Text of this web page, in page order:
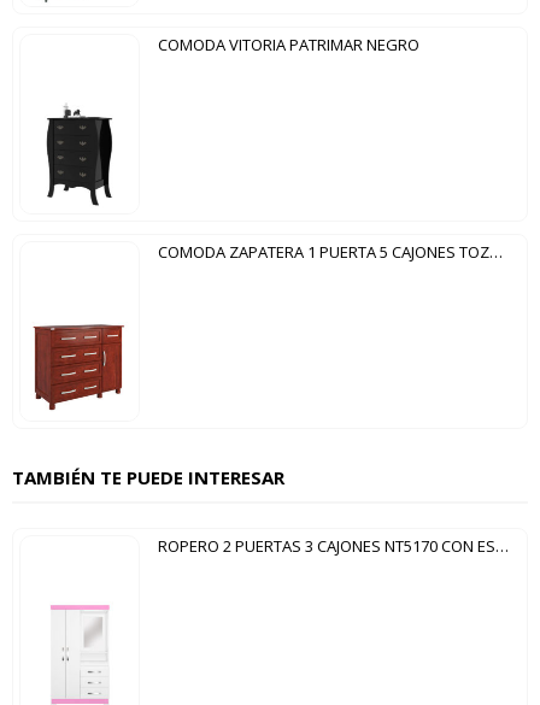
COMODA VITORIA PATRIMAR NEGRO
COMODA ZAPATERA 1 PUERTA 5 CAJONES TOZETTO MOGNO
TAMBIÉN TE PUEDE INTERESAR
ROPERO 2 PUERTAS 3 CAJONES NT5170 CON ESPEJO NOTAVEL BLANCO ROSA FLEX